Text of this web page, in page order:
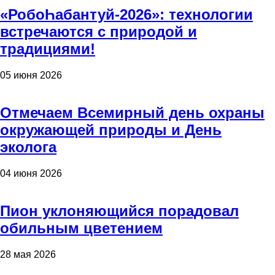
«РобоҺабантуй-2026»: технологии
встречаются с природой и
традициями!
05 июня 2026
Отмечаем Всемирный день охраны
окружающей природы и День
эколога
04 июня 2026
Пион уклоняющийся порадовал
обильным цветением
28 мая 2026